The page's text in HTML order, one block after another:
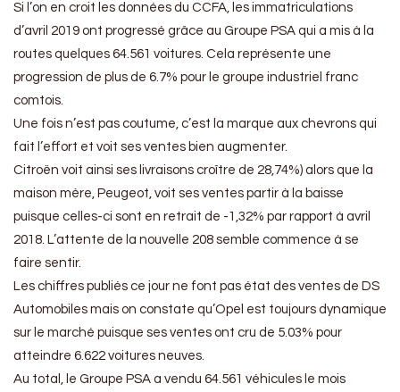
Si l’on en croit les données du CCFA, les immatriculations
d’avril 2019 ont progressé grâce au Groupe PSA qui a mis à la
routes quelques 64.561 voitures. Cela représente une
progression de plus de 6.7% pour le groupe industriel franc
comtois.
Une fois n’est pas coutume, c’est la marque aux chevrons qui
fait l’effort et voit ses ventes bien augmenter.
Citroën voit ainsi ses livraisons croître de 28,74%) alors que la
maison mère, Peugeot, voit ses ventes partir à la baisse
puisque celles-ci sont en retrait de -1,32% par rapport à avril
2018. L’attente de la nouvelle 208 semble commence à se
faire sentir.
Les chiffres publiés ce jour ne font pas état des ventes de DS
Automobiles mais on constate qu’Opel est toujours dynamique
sur le marché puisque ses ventes ont cru de 5.03% pour
atteindre 6.622 voitures neuves.
Au total, le Groupe PSA a vendu 64.561 véhicules le mois